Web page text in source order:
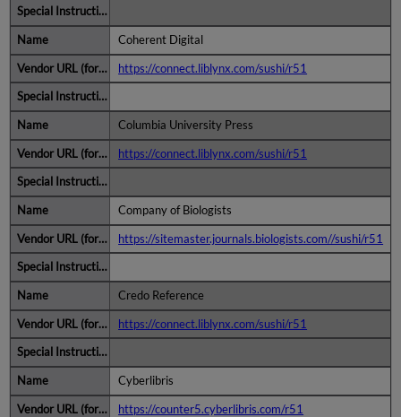
Coherent Digital
https://connect.liblynx.com/sushi/r51
Columbia University Press
https://connect.liblynx.com/sushi/r51
Company of Biologists
https://sitemaster.journals.biologists.com//sushi/r51
Credo Reference
https://connect.liblynx.com/sushi/r51
Cyberlibris
https://counter5.cyberlibris.com/r51